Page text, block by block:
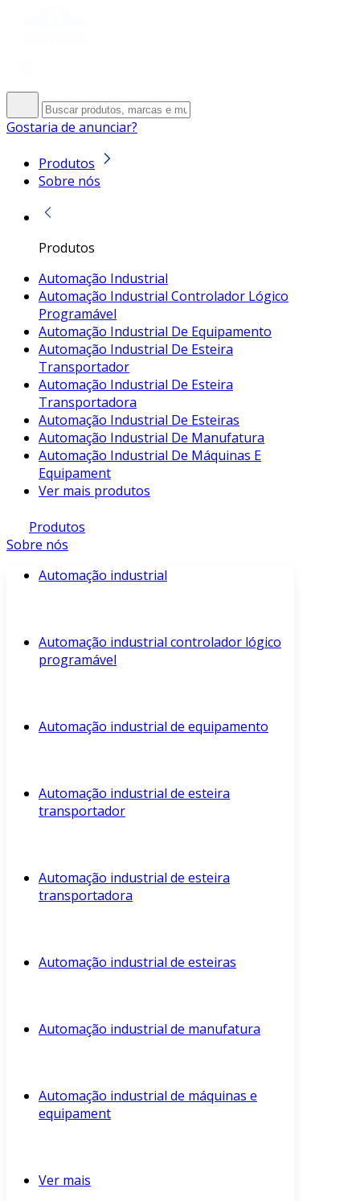
Gostaria de anunciar?
Produtos
Sobre nós
Produtos
Automação Industrial
Automação Industrial Controlador Lógico
Programável
Automação Industrial De Equipamento
Automação Industrial De Esteira
Transportador
Automação Industrial De Esteira
Transportadora
Automação Industrial De Esteiras
Automação Industrial De Manufatura
Automação Industrial De Máquinas E
Equipament
Ver mais produtos
Produtos
Sobre nós
Automação industrial
Automação industrial controlador lógico
programável
Automação industrial de equipamento
Automação industrial de esteira
transportador
Automação industrial de esteira
transportadora
Automação industrial de esteiras
Automação industrial de manufatura
Automação industrial de máquinas e
equipament
Ver mais